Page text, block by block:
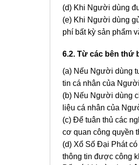
(d) Khi Người dùng
(e) Khi Người dùng
phí bất kỳ sản phẩm
6.2. Từ các bên thứ
(a) Nếu Người dùng
tin cá nhân của
(b) Nếu Người dùng
liệu cá nhân của
(c) Để tuân thủ các
cơ quan công quyền
(d) Xổ Số Đại Phát
thông tin được công